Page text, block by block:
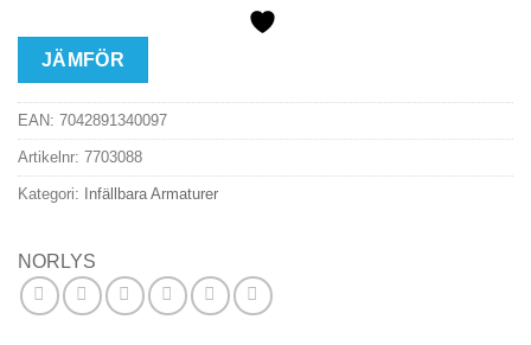
JÄMFÖR
EAN: 7042891340097
Artikelnr: 7703088
Kategori: Infällbara Armaturer
NORLYS